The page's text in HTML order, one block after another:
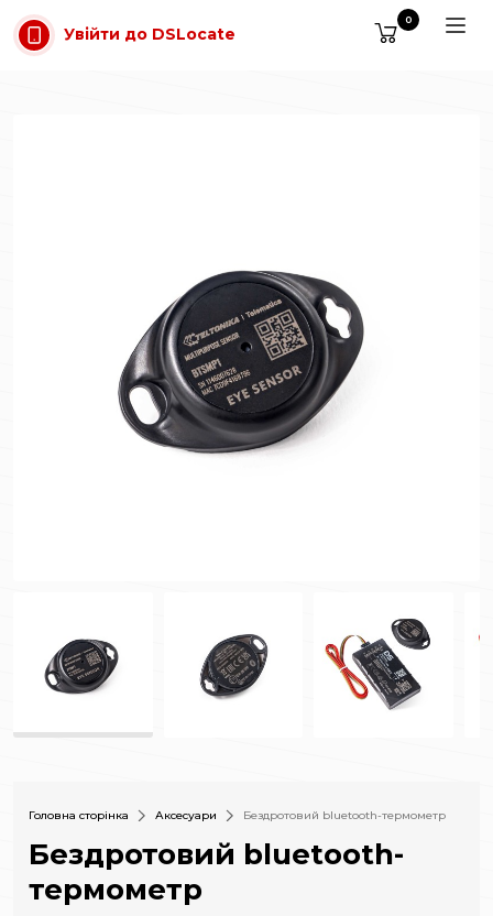
Перейти до основного вмісту
Увійти до DSLocate
0
Головна сторінка Аксесуари Бездротовий bluetooth-термометр
Бездротовий bluetooth-
термометр